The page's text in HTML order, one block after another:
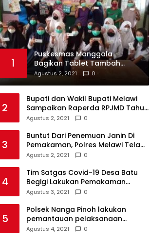
1
Puskesmas Manggala
Bagikan Tablet Tambah
Darah di Beberapa Sekolah
Agustus 2, 2021 0
2
Bupati dan Wakil Bupati Melawi
Sampaikan Raperda RPJMD Tahun
2021-2026 ke DPRD
Agustus 2, 2021 0
3
Buntut Dari Penemuan Janin Di
Pemakaman, Polres Melawi Telah
Tetapkan 4 Tersangka
Agustus 2, 2021 0
4
Tim Satgas Covid-19 Desa Batu
Begigi Lakukan Pemakaman
Pasien Covid-19 Sesuai Prokes
Agustus 3, 2021 0
5
Polsek Nanga Pinoh lakukan
pemantauan pelaksanaan
vaksinasi covid-19 tahap 2
Agustus 4, 2021 0